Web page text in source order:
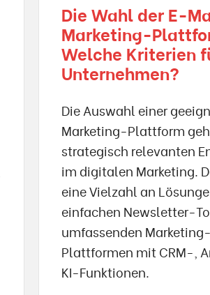
Die Wahl der E-
Marketing-
Welche Kriterien
Unternehmen?
Die Auswahl einer
Marketing-Plattform
strategisch relevanten
im digitalen Marketing.
eine Vielzahl an
einfachen Newsletter-
umfassenden
Plattformen mit CRM-,
KI-Funktionen.